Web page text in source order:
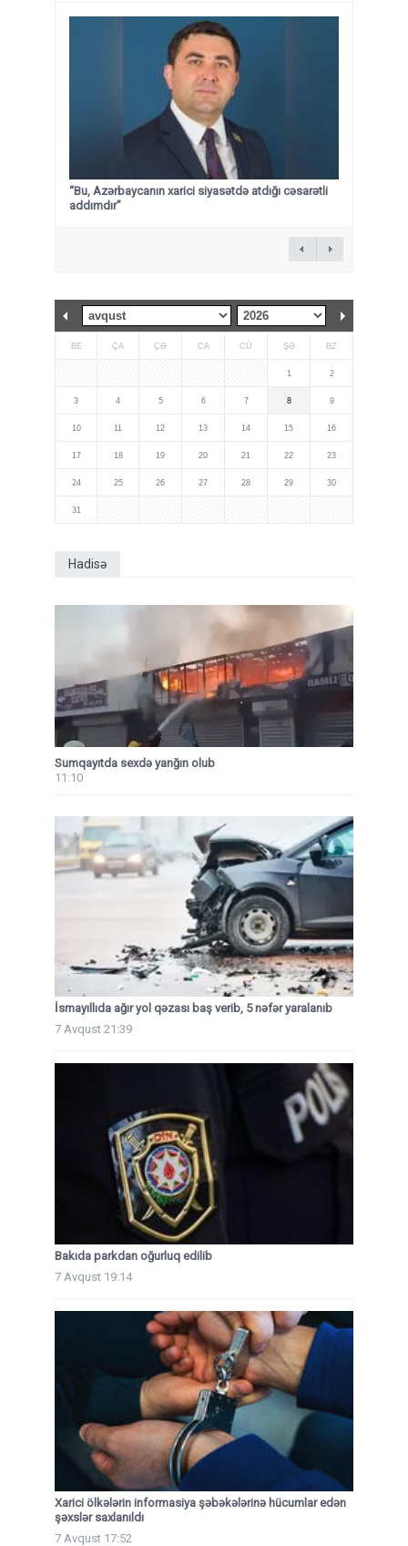
“Bu, Azərbaycanın xarici siyasətdə atdığı cəsarətli
addımdır”
BE ÇA ÇƏ CA CÜ ŞƏ BZ
1 2
3 4 5 6 7 8 9
10 11 12 13 14 15 16
17 18 19 20 21 22 23
24 25 26 27 28 29 30
31
Hadisə
Sumqayıtda sexdə yanğın olub
11:10
İsmayıllıda ağır yol qəzası baş verib, 5 nəfər yaralanıb
7 Avqust 21:39
Bakıda parkdan oğurluq edilib
7 Avqust 19:14
Xarici ölkələrin informasiya şəbəkələrinə hücumlar edən
şəxslər saxlanıldı
7 Avqust 17:52